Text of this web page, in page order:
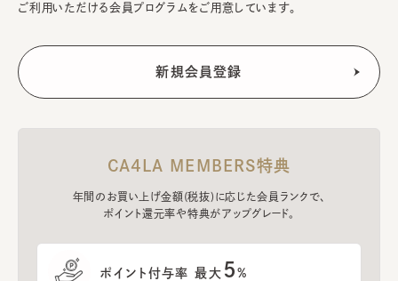
ご利用いただける会員プログラムをご用意しています。
CA4LA MEMBERS特典
年間のお買い上げ金額(税抜)に応じた会員ランクで、
ポイント還元率や特典がアップグレード。
ポイント付与率 最大 5%